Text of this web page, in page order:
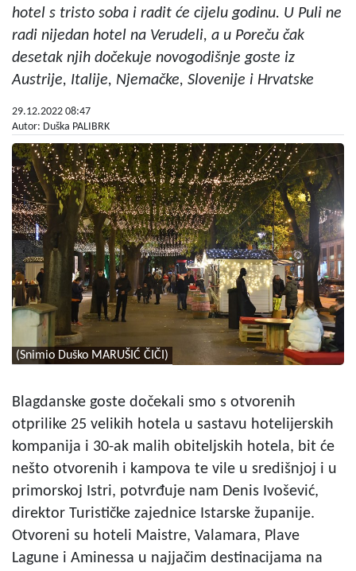
hotel s tristo soba i radit će cijelu godinu. U Puli ne
radi nijedan hotel na Verudeli, a u Poreču čak
desetak njih dočekuje novogodišnje goste iz
Austrije, Italije, Njemačke, Slovenije i Hrvatske
29.12.2022 08:47
Autor: Duška PALIBRK
(Snimio Duško MARUŠIĆ ČIČI)
Blagdanske goste dočekali smo s otvorenih
otprilike 25 velikih hotela u sastavu hotelijerskih
kompanija i 30-ak malih obiteljskih hotela, bit će
nešto otvorenih i kampova te vile u središnjoj i u
primorskoj Istri, potvrđuje nam Denis Ivošević,
direktor Turističke zajednice Istarske županije.
Otvoreni su hoteli Maistre, Valamara, Plave
Lagune i Aminessa u najjačim destinacijama na